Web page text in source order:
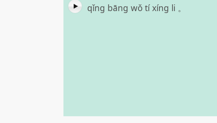
qǐng bāng wǒ tí xíng li 。